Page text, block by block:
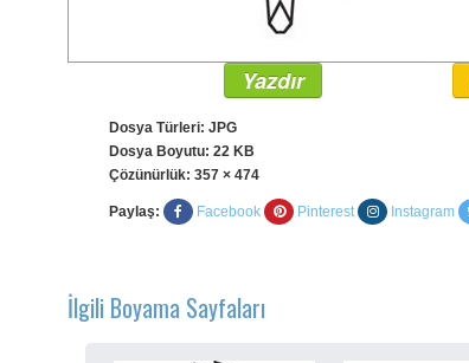
Yazdır
Dosya Türleri: JPG
Dosya Boyutu: 22 KB
Çözünürlük: 357 × 474
Paylaş: Facebook Pinterest Instagram
İlgili Boyama Sayfaları